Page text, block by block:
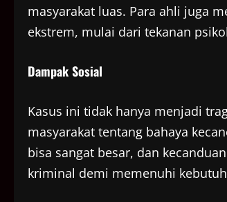
masyarakat luas. Para ahli juga
ekstrem, mulai dari tekanan
Dampak Sosial
Kasus ini tidak hanya menjadi
masyarakat tentang bahaya
bisa sangat besar, dan
kriminal demi memenuhi